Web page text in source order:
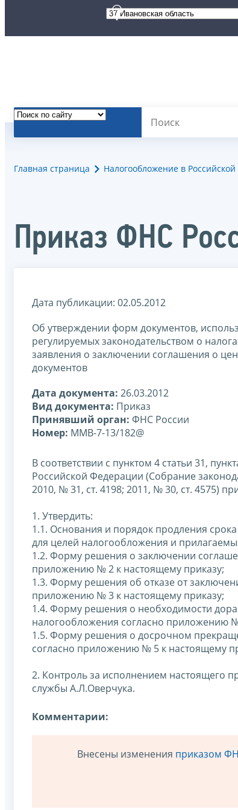
Главная страница Налогообложение в
Приказ ФНС
Дата публикации: 02.05.2012
Об утверждении форм документов,
регулируемых законодательством о
заявления о заключении соглашения о
документов
Дата документа: 26.03.2012
Вид документа: Приказ
Принявший орган: ФНС России
Номер: ММВ-7-13/182@
В соответствии с пунктом 4 статьи 31,
Российской Федерации (Собрание
2010, № 31, ст. 4198; 2011, № 30, ст. 4575)
1. Утвердить:
1.1. Основания и порядок продления
для целей налогообложения и
1.2. Форму решения о заключении
приложению № 2 к настоящему приказу;
1.3. Форму решения об отказе от
приложению № 3 к настоящему приказу;
1.4. Форму решения о необходимости
налогообложения согласно приложению
1.5. Форму решения о досрочном
согласно приложению № 5 к настоящему
2. Контроль за исполнением настоящего
службы А.Л.Оверчука.
Комментарии:
Внесены изменения приказом